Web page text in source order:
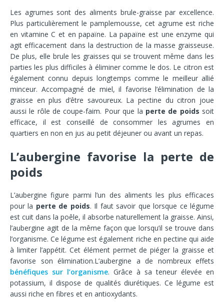
Les agrumes sont des aliments brule-graisse par excellence.
Plus particulièrement le pamplemousse, cet agrume est riche
en vitamine C et en papaïne. La papaïne est une enzyme qui
agit efficacement dans la destruction de la masse graisseuse.
De plus, elle brule les graisses qui se trouvent même dans les
parties les plus difficiles à éliminer comme le dos. Le citron est
également connu depuis longtemps comme le meilleur allié
minceur. Accompagné de miel, il favorise l’élimination de la
graisse en plus d’être savoureux. La pectine du citron joue
aussi le rôle de coupe-faim. Pour que la perte de poids soit
efficace, il est conseillé de consommer les agrumes en
quartiers en non en jus au petit déjeuner ou avant un repas.
L’aubergine favorise la perte de
poids
L’aubergine figure parmi l’un des aliments les plus efficaces
pour la perte de poids. Il faut savoir que lorsque ce légume
est cuit dans la poêle, il absorbe naturellement la graisse. Ainsi,
l’aubergine agit de la même façon que lorsqu’il se trouve dans
l’organisme. Ce légume est également riche en pectine qui aide
à limiter l’appétit. Cet élément permet de piéger la graisse et
favorise son élimination.L’aubergine a de nombreux effets
bénéfiques sur l’organisme. Grâce à sa teneur élevée en
potassium, il dispose de qualités diurétiques. Ce légume est
aussi riche en fibres et en antioxydants.